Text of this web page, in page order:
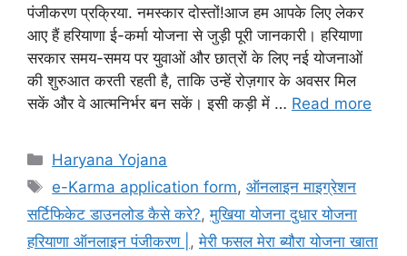
पंजीकरण प्रक्रिया. नमस्कार दोस्तों!आज हम आपके लिए लेकर
आए हैं हरियाणा ई-कर्मा योजना से जुड़ी पूरी जानकारी। हरियाणा
सरकार समय-समय पर युवाओं और छात्रों के लिए नई योजनाओं
की शुरुआत करती रहती है, ताकि उन्हें रोज़गार के अवसर मिल
सकें और वे आत्मनिर्भर बन सकें। इसी कड़ी में … Read more
Categories
Haryana Yojana
Tags
e-Karma application form,ऑनलाइन माइग्रेशन
सर्टिफिकेट डाउनलोड कैसे करे?,मुखिया योजना दुधार योजना
हरियाणा ऑनलाइन पंजीकरण | ,मेरी फसल मेरा ब्यौरा योजना खाता